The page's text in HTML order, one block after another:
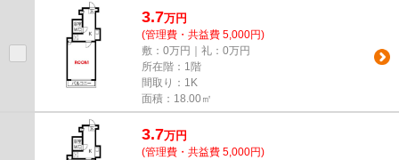
3.7万円
(管理費・共益費 5,000円)
敷：0万円｜礼：0万円
所在階：1階
間取り：1K
面積：18.00㎡
3.7万円
(管理費・共益費 5,000円)